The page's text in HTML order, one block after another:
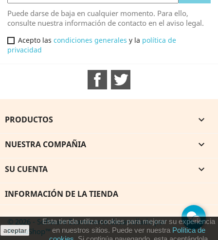
Puede darse de baja en cualquier momento. Para ello,
consulte nuestra información de contacto en el aviso legal.
Acepto las condiciones generales y la política de
privacidad
Facebook
PRODUCTOS 
NUESTRA COMPAÑIA 
SU CUENTA 
INFORMACIÓN DE LA TIENDA
aceptar
Esta tienda utiliza cookies para mejorar su experiencia
en nuestros sitios. Puede ver nuestra Política de
© 2026 - Software Ecommerce desarrollado por
PrestaShop™